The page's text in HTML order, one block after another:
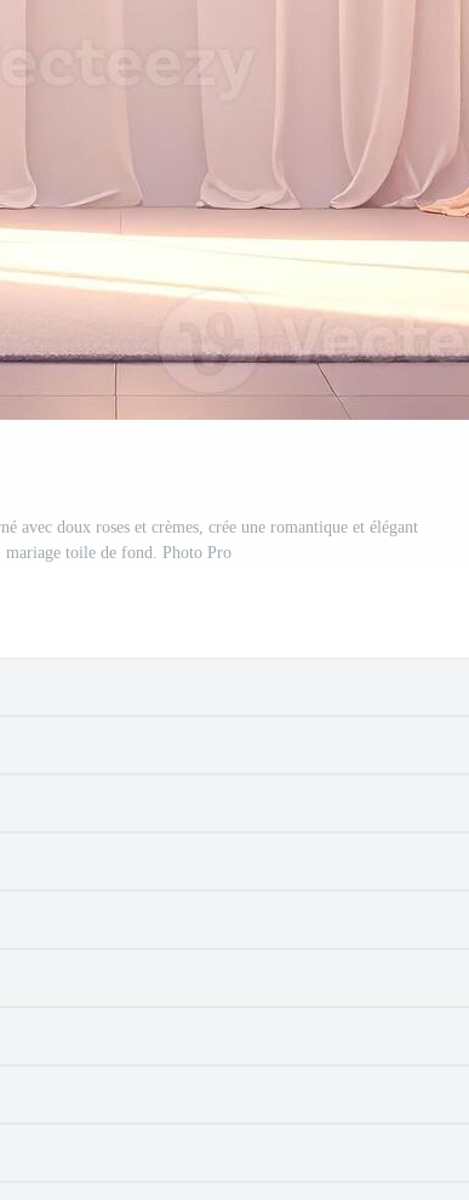
avec doux roses et crèmes, crée une romantique et élégant
mariage toile de fond. Photo Pro